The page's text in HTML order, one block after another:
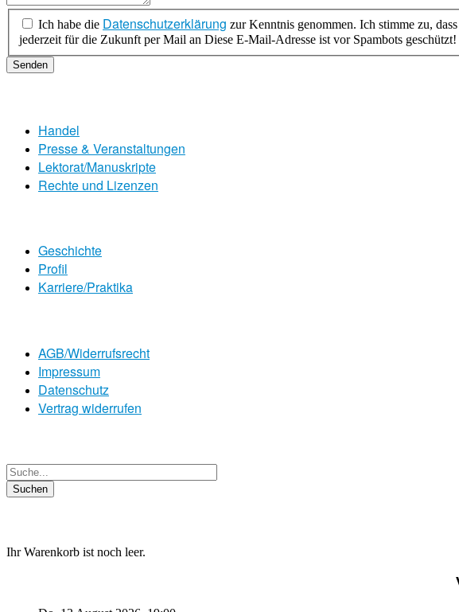
Ich habe die Datenschutzerklärung zur Kenntnis genommen. Ich stimme zu, dass meine Angaben zur Kontaktaufnahme und Bearbeitung gespeichert werden. Hinweis: Sie
jederzeit für die Zukunft per Mail an Diese E-Mail-Adresse ist vor Spambots
Senden
Handel
Presse & Veranstaltungen
Lektorat/Manuskripte
Rechte und Lizenzen
Geschichte
Profil
Karriere/Praktika
AGB/Widerrufsrecht
Impressum
Datenschutz
Vertrag widerrufen
Ihr Warenkorb ist noch leer.